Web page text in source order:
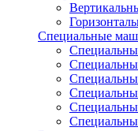
Специальные